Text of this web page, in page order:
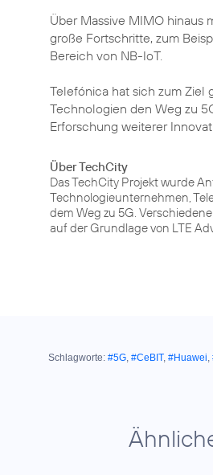
Über Massive MIMO hinaus
große Fortschritte, zum
Bereich von NB-IoT.
Telefónica hat sich zum Ziel
Technologien den Weg zu
Erforschung weiterer
Über TechCity
Das TechCity Projekt wurde
Technologieunternehmen,
dem Weg zu 5G.
auf der Grundlage von LTE
Schlagworte: #5G, #CeBIT, #Huawei,